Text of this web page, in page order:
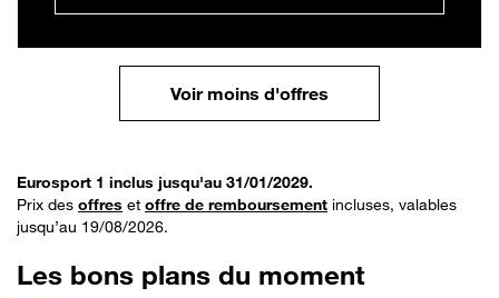
Voir moins d'offres
Eurosport 1 inclus jusqu'au 31/01/2029.
Prix des offres et offre de remboursement incluses, valables
jusqu’au 19/08/2026.
Les bons plans du moment